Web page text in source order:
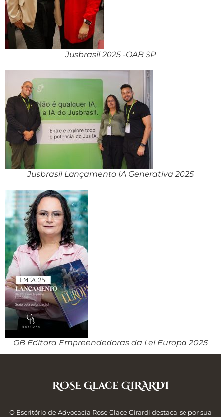
Jusbrasil 2025 -OAB SP
Jusbrasil Lançamento IA Generativa 2025
GB Editora Empreendedoras da Lei Europa 2025
ROSE Glace GIRARDI
O Escritório de Advocacia Rose Glace Girardi destaca-se por sua